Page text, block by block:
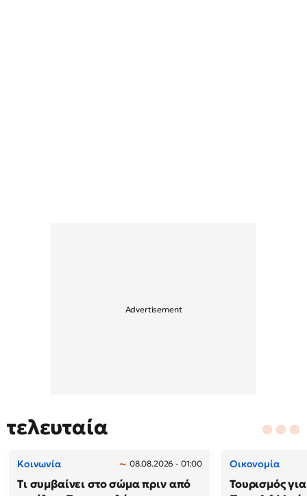
τελευταία
Κοινωνία 08.08.2026 - 01:00
Τι συμβαίνει στο σώμα πριν από
Οικονομία
Τουρισμός